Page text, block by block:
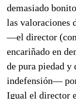
demasiado
las valoraciones
—el director
encariñado en
de pura piedad y
indefensión—
Igual el director